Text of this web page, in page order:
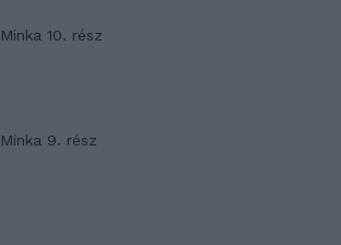
Minka 10. rész
Minka 9. rész